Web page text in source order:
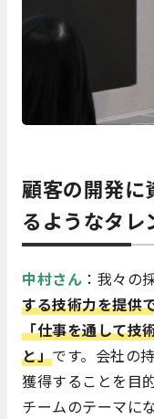
顧客の開発に
るようなタレ
中村さん ：我々の
する技術力を提供
「仕事を通して技
と」です。会社の
獲得することを目
チームのテーマに